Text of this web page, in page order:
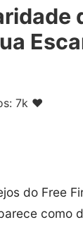
7k ❤️
do Free
como